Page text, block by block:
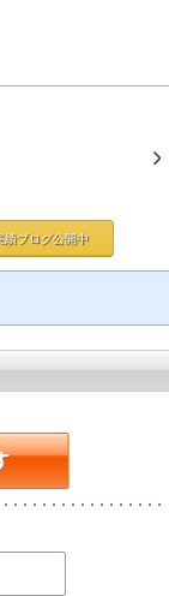
績ブログ公開中